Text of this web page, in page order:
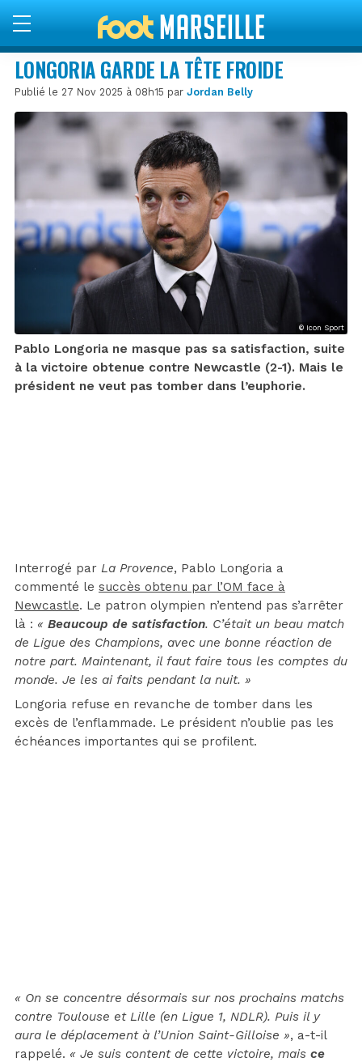
LONGORIA GARDE LA TÊTE FROIDE
Publié le 27 Nov 2025 à 08h15 par Jordan Belly
© Icon Sport
Pablo Longoria ne masque pas sa satisfaction, suite
à la victoire obtenue contre Newcastle (2-1). Mais le
président ne veut pas tomber dans l’euphorie.
Interrogé par La Provence, Pablo Longoria a
commenté le succès obtenu par l’OM face à
Newcastle. Le patron olympien n’entend pas s’arrêter
là : « Beaucoup de satisfaction. C’était un beau match
de Ligue des Champions, avec une bonne réaction de
notre part. Maintenant, il faut faire tous les comptes du
monde. Je les ai faits pendant la nuit. »
Longoria refuse en revanche de tomber dans les
excès de l’enflammade. Le président n’oublie pas les
échéances importantes qui se profilent.
« On se concentre désormais sur nos prochains matchs
contre Toulouse et Lille (en Ligue 1, NDLR). Puis il y
aura le déplacement à l’Union Saint-Gilloise », a-t-il
rappelé. « Je suis content de cette victoire, mais ce